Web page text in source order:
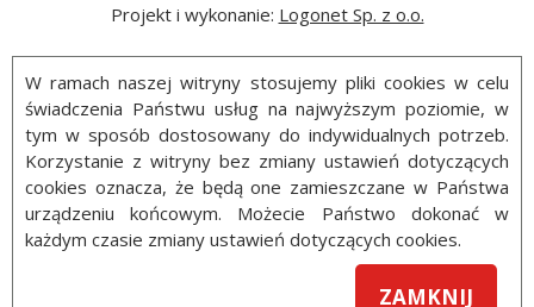
Projekt i wykonanie: Logonet Sp. z o.o.
W ramach naszej witryny stosujemy pliki cookies w celu
świadczenia Państwu usług na najwyższym poziomie, w
tym w sposób dostosowany do indywidualnych potrzeb.
Korzystanie z witryny bez zmiany ustawień dotyczących
cookies oznacza, że będą one zamieszczane w Państwa
urządzeniu końcowym. Możecie Państwo dokonać w
każdym czasie zmiany ustawień dotyczących cookies.
ZAMKNIJ